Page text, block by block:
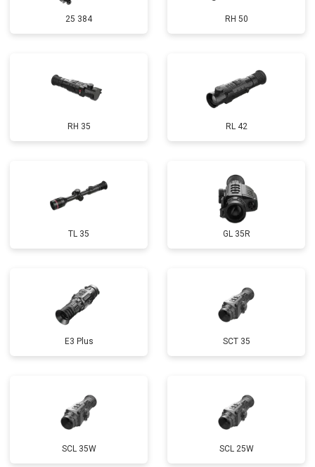
25 384 RH 50
RH 35 RL 42
TL 35 GL 35R
E3 Plus SCT 35
SCL 35W SCL 25W